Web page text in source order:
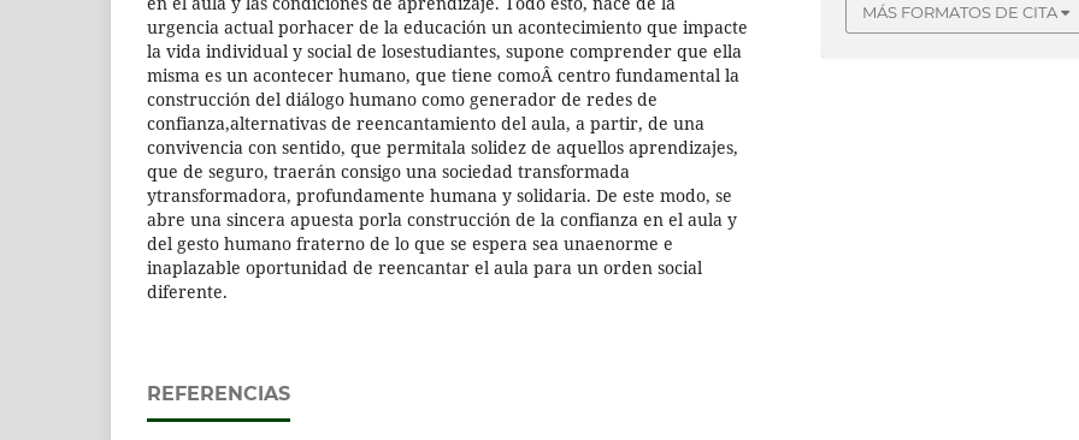
urgencia actual porhacer de la educación un acontecimiento que impacte
la vida individual y social de losestudiantes, supone comprender que ella
misma es un acontecer humano, que tiene comoÂ centro fundamental la
construcción del diálogo humano como generador de redes de
confianza,alternativas de reencantamiento del aula, a partir, de una
convivencia con sentido, que permitala solidez de aquellos aprendizajes,
que de seguro, traerán consigo una sociedad transformada
ytransformadora, profundamente humana y solidaria. De este modo, se
abre una sincera apuesta porla construcción de la confianza en el aula y
del gesto humano fraterno de lo que se espera sea unaenorme e
inaplazable oportunidad de reencantar el aula para un orden social
diferente.
REFERENCIAS
MÁS FORMATOS DE CITA